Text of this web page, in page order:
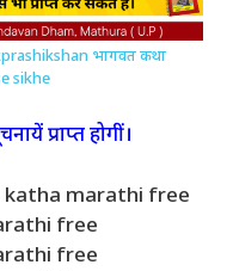
भागवत कथा
sikhe
प्राप्त होगीं।
katha marathi free
free
free